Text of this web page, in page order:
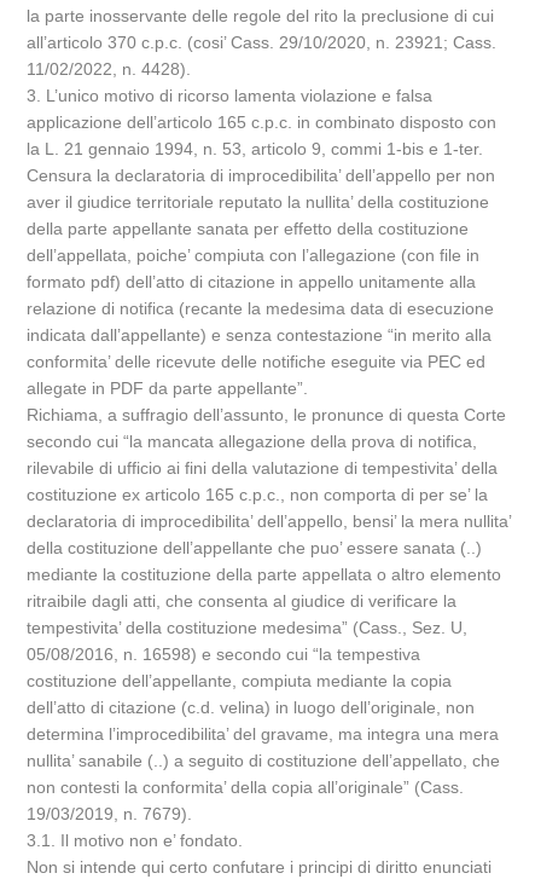
la parte inosservante delle regole del rito la preclusione di cui
all’articolo 370 c.p.c. (cosi’ Cass. 29/10/2020, n. 23921; Cass.
11/02/2022, n. 4428).
3. L’unico motivo di ricorso lamenta violazione e falsa
applicazione dell’articolo 165 c.p.c. in combinato disposto con
la L. 21 gennaio 1994, n. 53, articolo 9, commi 1-bis e 1-ter.
Censura la declaratoria di improcedibilita’ dell’appello per non
aver il giudice territoriale reputato la nullita’ della costituzione
della parte appellante sanata per effetto della costituzione
dell’appellata, poiche’ compiuta con l’allegazione (con file in
formato pdf) dell’atto di citazione in appello unitamente alla
relazione di notifica (recante la medesima data di esecuzione
indicata dall’appellante) e senza contestazione “in merito alla
conformita’ delle ricevute delle notifiche eseguite via PEC ed
allegate in PDF da parte appellante”.
Richiama, a suffragio dell’assunto, le pronunce di questa Corte
secondo cui “la mancata allegazione della prova di notifica,
rilevabile di ufficio ai fini della valutazione di tempestivita’ della
costituzione ex articolo 165 c.p.c., non comporta di per se’ la
declaratoria di improcedibilita’ dell’appello, bensi’ la mera nullita’
della costituzione dell’appellante che puo’ essere sanata (..)
mediante la costituzione della parte appellata o altro elemento
ritraibile dagli atti, che consenta al giudice di verificare la
tempestivita’ della costituzione medesima” (Cass., Sez. U,
05/08/2016, n. 16598) e secondo cui “la tempestiva
costituzione dell’appellante, compiuta mediante la copia
dell’atto di citazione (c.d. velina) in luogo dell’originale, non
determina l’improcedibilita’ del gravame, ma integra una mera
nullita’ sanabile (..) a seguito di costituzione dell’appellato, che
non contesti la conformita’ della copia all’originale” (Cass.
19/03/2019, n. 7679).
3.1. Il motivo non e’ fondato.
Non si intende qui certo confutare i principi di diritto enunciati